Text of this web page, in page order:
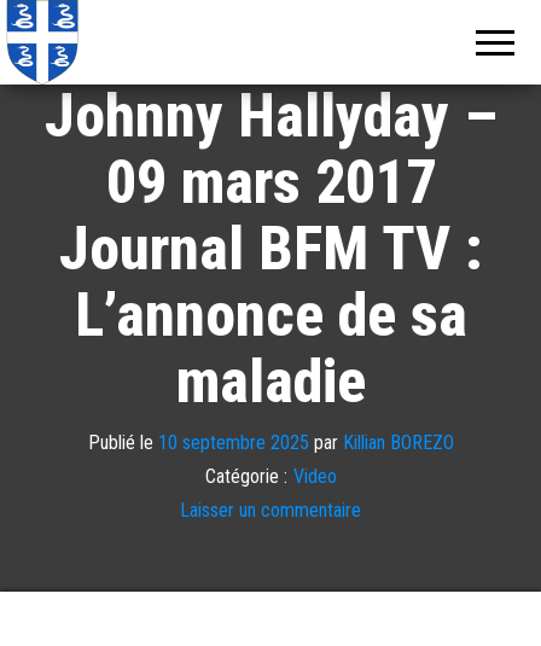
Johnny Hallyday –
09 mars 2017
Journal BFM TV :
L’annonce de sa
maladie
Publié le 10 septembre 2025 par Killian BOREZO
Catégorie : Video
Laisser un commentaire